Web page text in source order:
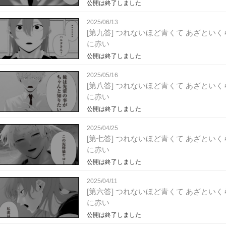
公開は終了しました
2025/06/13
[第九答] つれないほど青くて あざといく
に赤い
公開は終了しました
2025/05/16
[第八答] つれないほど青くて あざといく
に赤い
公開は終了しました
2025/04/25
[第七答] つれないほど青くて あざといく
に赤い
公開は終了しました
2025/04/11
[第六答] つれないほど青くて あざといく
に赤い
公開は終了しました